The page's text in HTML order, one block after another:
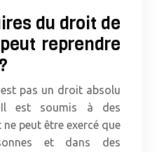
du droit de
reprendre
pas un droit absolu
Il est soumis à des
peut être exercé que
et dans des